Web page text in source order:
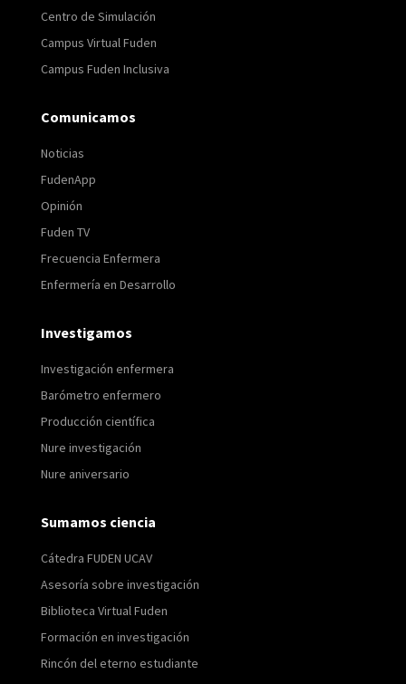
Centro de Simulación
Campus Virtual Fuden
Campus Fuden Inclusiva
Comunicamos
Noticias
FudenApp
Opinión
Fuden TV
Frecuencia Enfermera
Enfermería en Desarrollo
Investigamos
Investigación enfermera
Barómetro enfermero
Producción científica
Nure investigación
Nure aniversario
Sumamos ciencia
Cátedra FUDEN UCAV
Asesoría sobre investigación
Biblioteca Virtual Fuden
Formación en investigación
Rincón del eterno estudiante